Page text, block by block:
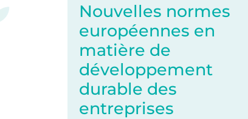
Nouvelles normes
européennes en
matière de
développement
durable des
entreprises